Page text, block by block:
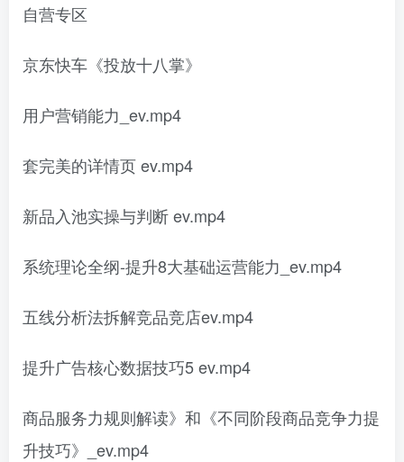
自营专区
京东快车《投放十八掌》
用户营销能力_ev.mp4
套完美的详情页 ev.mp4
新品入池实操与判断 ev.mp4
系统理论全纲-提升8大基础运营能力_ev.mp4
五线分析法拆解竞品竞店ev.mp4
提升广告核心数据技巧5 ev.mp4
商品服务力规则解读》和《不同阶段商品竞争力提
升技巧》_ev.mp4